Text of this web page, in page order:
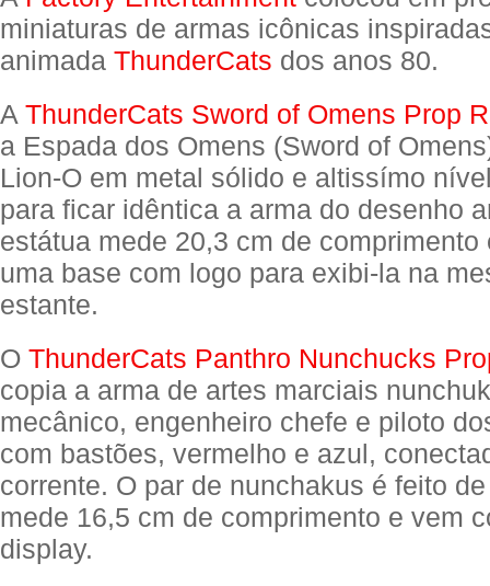
miniaturas de armas icônicas
animada ThunderCats dos anos 80.
A ThunderCats Sword of Omens Prop
a Espada dos Omens (Sword of
Lion-O em metal sólido e altissímo
para ficar idêntica a arma do desenho
estátua mede 20,3 cm de comprimento
uma base com logo para exibi-la na
estante.
O ThunderCats Panthro Nunchucks
copia a arma de artes marciais
mecânico, engenheiro chefe e piloto
com bastões, vermelho e azul,
corrente. O par de nunchakus é feito
mede 16,5 cm de comprimento e vem
display.